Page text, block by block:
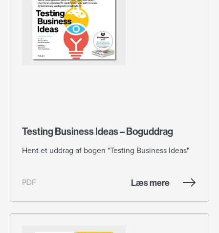
Testing Business Ideas – Boguddrag
Hent et uddrag af bogen "Testing Business Ideas"
PDF Læs mere